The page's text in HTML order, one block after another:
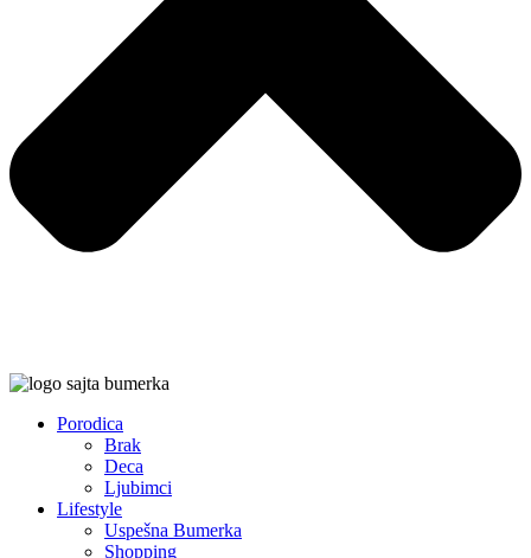
Porodica
Brak
Deca
Ljubimci
Lifestyle
Uspešna Bumerka
Shopping